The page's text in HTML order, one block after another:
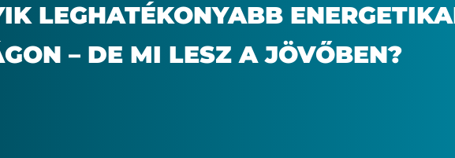
LEG­HA­TÉ­KO­NYABB
– DE MI LESZ A JÖ­VŐ­BEN?